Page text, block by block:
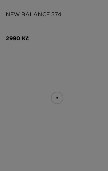
NEW BALANCE 574
2990 Kč